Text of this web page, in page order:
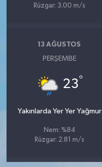
Rüzgar: 3.00 m/s
13 AĞUSTOS
PERŞEMBE
23°
Yakınlarda Yer Yer Yağmur
Nem: %84
Rüzgar: 2.81 m/s